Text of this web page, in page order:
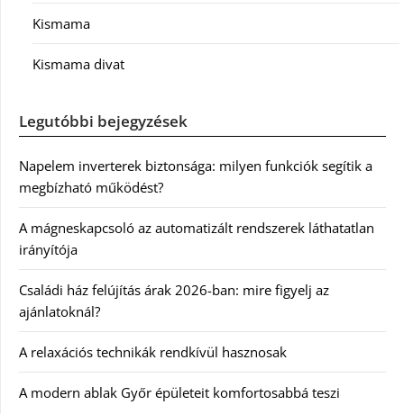
Kismama
Kismama divat
Legutóbbi bejegyzések
Napelem inverterek biztonsága: milyen funkciók segítik a
megbízható működést?
A mágneskapcsoló az automatizált rendszerek láthatatlan
irányítója
Családi ház felújítás árak 2026-ban: mire figyelj az
ajánlatoknál?
A relaxációs technikák rendkívül hasznosak
A modern ablak Győr épületeit komfortosabbá teszi